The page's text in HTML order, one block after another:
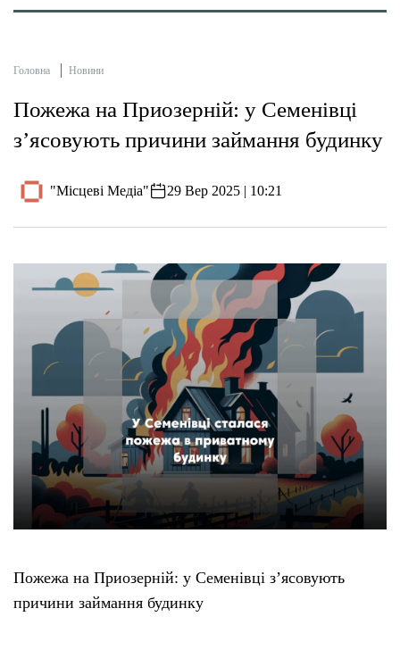
Головна Новини
Пожежа на Приозерній: у Семенівці
з’ясовують причини займання будинку
"Місцеві Медіа" 29 Вер 2025 | 10:21
Пожежа на Приозерній: у Семенівці з’ясовують
причини займання будинку